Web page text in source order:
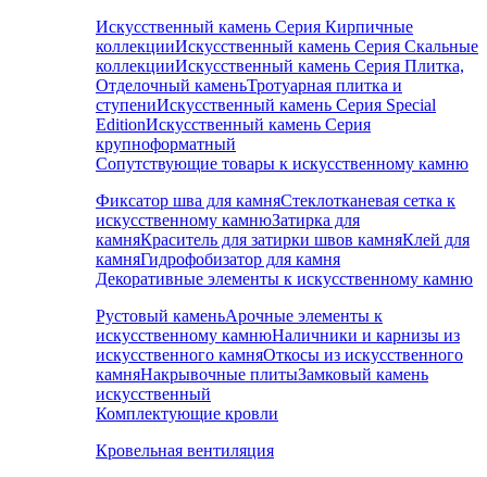
Искусственный камень Серия Кирпичные
коллекцииИскусственный камень Серия Скальные
коллекцииИскусственный камень Серия Плитка,
Отделочный каменьТротуарная плитка и
ступениИскусственный камень Серия Special
EditionИскусственный камень Серия
крупноформатный
Сопутствующие товары к искусственному камню
Фиксатор шва для камняСтеклотканевая сетка к
искусственному камнюЗатирка для
камняКраситель для затирки швов камняКлей для
камняГидрофобизатор для камня
Декоративные элементы к искусственному камню
Рустовый каменьАрочные элементы к
искусственному камнюНаличники и карнизы из
искусственного камняОткосы из искусственного
камняНакрывочные плитыЗамковый камень
искусственный
Комплектующие кровли
Кровельная вентиляция